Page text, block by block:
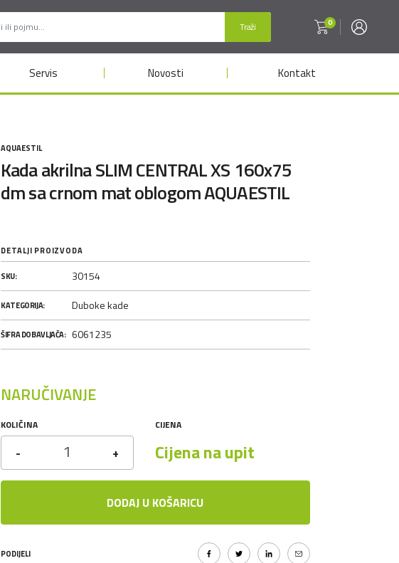
Traži 0
Servis Novosti Kontakt
AQUAESTIL
Kada akrilna SLIM CENTRAL XS 160x75
dm sa crnom mat oblogom AQUAESTIL
DETALJI PROIZVODA
SKU: 30154
KATEGORIJA: Duboke kade
ŠIFRA DOBAVLJAČA: 6061235
NARUČIVANJE
KOLIČINA
- +
CIJENA
Cijena na upit
DODAJ U KOŠARICU
PODIJELI